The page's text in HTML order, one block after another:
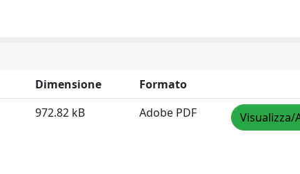
Dimensione
Formato
972.82 kB Adobe PDF Visualizza/